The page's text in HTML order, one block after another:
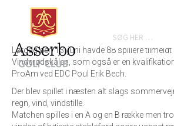
Search:
Lørdag den 13. juni havde 88 spillere
Vinderødskålen, som også er en
ProAm ved EDC Poul Erik Bech.
Der blev spillet i næsten alt slags
regn, vind, vindstille.
Matchen spilles i en A og en B række men